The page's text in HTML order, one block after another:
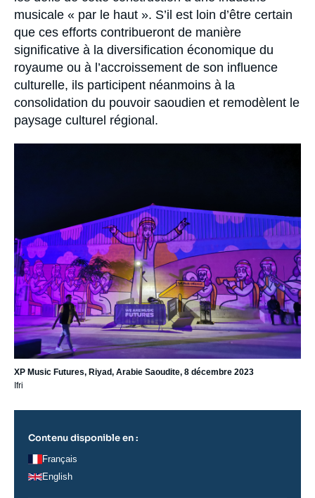
musicale « par le haut ». S’il est loin d’être certain
que ces efforts contribueront de manière
significative à la diversification économique du
royaume ou à l’accroissement de son influence
culturelle, ils participent néanmoins à la
consolidation du pouvoir saoudien et remodèlent le
paysage culturel régional.
XP Music Futures, Riyad, Arabie Saoudite, 8 décembre 2023
Ifri
Contenu disponible en :
Français
English